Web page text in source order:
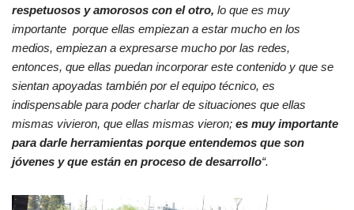
respetuosos y amorosos con el otro, lo que es muy
importante porque ellas empiezan a estar mucho en los
medios, empiezan a expresarse mucho por las redes,
entonces, que ellas puedan incorporar este contenido y que se
sientan apoyadas también por el equipo técnico, es
indispensable para poder charlar de situaciones que ellas
mismas vivieron, que ellas mismas vieron; es muy importante
para darle herramientas porque entendemos que son
jóvenes y que están en proceso de desarrollo“.